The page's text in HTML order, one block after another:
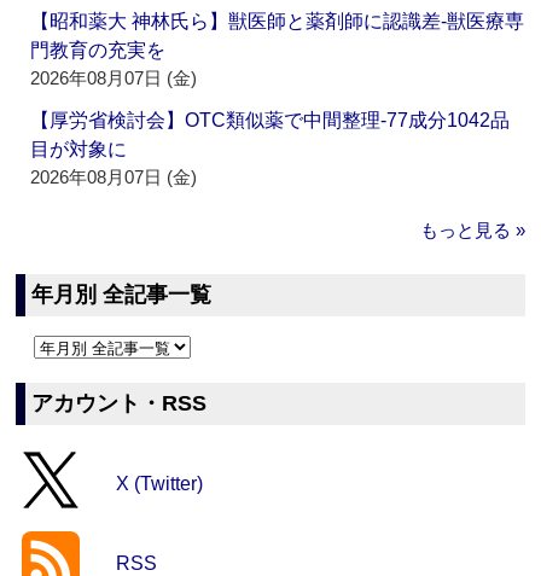
【昭和薬大 神林氏ら】獣医師と薬剤師に認識差‐獣医療専
門教育の充実を
2026年08月07日 (金)
【厚労省検討会】OTC類似薬で中間整理‐77成分1042品
目が対象に
2026年08月07日 (金)
もっと見る »
年月別 全記事一覧
アカウント・RSS
X (Twitter)
RSS